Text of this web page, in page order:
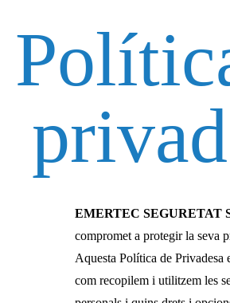
EMERTEC SEGURETAT
compromet a protegir la seva
Aquesta Política de Privadesa
com recopilem i utilitzem les